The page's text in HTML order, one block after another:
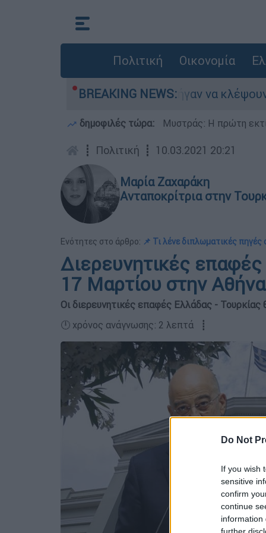
Do Not
If you wish
sensitive
confirm
continue
information
further
Πολιτική Οικονομία
BREAKING NEWS:
Άνω Λιόσια: Πήγαν να κλέψουν
δημοφιλές τώρα: Μυστράς: Η πρώτη
┋ Πολιτική ┋ 10.03.2021 20:21
Μαρία Ζαχαράκη
Ανταποκρίτρια στην
Ενότητες στο άρθρο: 📌 Τι λένε διπλωματικές
Διερευνητικές
17 Μαρτίου στην Αθήνα
Οι διερευνητικές επαφές Ελλάδας -
🕛 χρόνος ανάγνωσης: 2 λεπτά ┋